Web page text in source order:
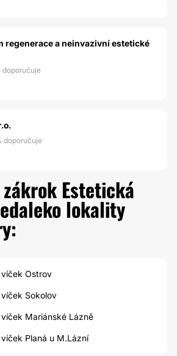
regenerace a neinvazivní estetické
doporučuje
doporučuje
Estetická
lokality
Ostrov
Sokolov
Mariánské Lázně
Planá u M.Lázní